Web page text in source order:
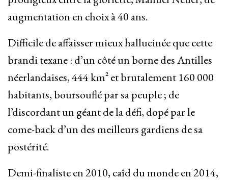
augmentation en choix à 40 ans.
Difficile de affaisser mieux hallucinée que cette
brandi texane : d’un côté un borne des Antilles
néerlandaises, 444 km² et brutalement 160 000
habitants, boursouflé par sa peuple ; de
l’discordant un géant de la défi, dopé par le
come-back d’un des meilleurs gardiens de sa
postérité.
Demi-finaliste en 2010, caîd du monde en 2014,